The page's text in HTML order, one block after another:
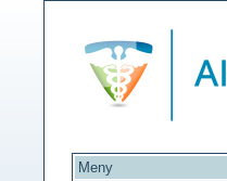
Meny